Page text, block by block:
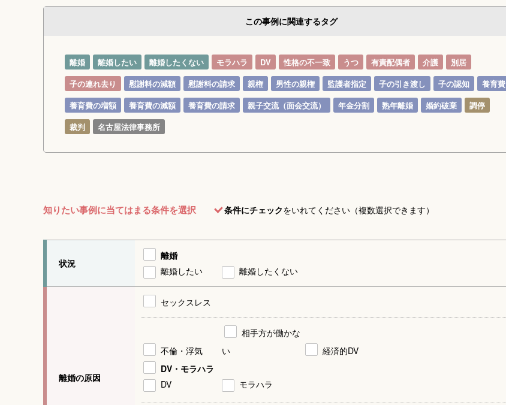
この事例に関連するタグ
離婚 離婚したい 離婚したくない モラハラ DV 性格の不一致 うつ 有責配偶者 介護
別居
子の連れ去り
慰謝料の減額 慰謝料の請求 親権 男性の親権 監護者指定 子の引き渡し 子の認知
養育費
養育費の増額
養育費の減額 養育費の請求 親子交流（面会交流） 年金分割 熟年離婚 婚約破棄
調停
裁判
名古屋法律事務所
知りたい事例に当てはまる条件を選択 条件にチェックをいれてください（複数選択できます）
状況
離婚
離婚したい
離婚したくない
離婚の原因
セックスレス
不倫・浮気
相手方が働かな
い
経済的DV
DV・モラハラ
DV
モラハラ